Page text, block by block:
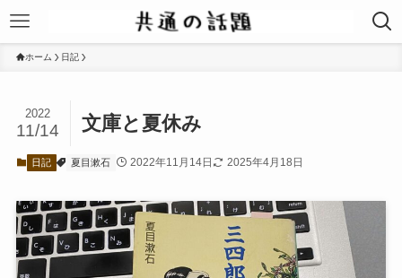
ホーム 日記
文庫と夏休み
2022
11/14
日記 夏目漱石 2022年11月14日 2025年4月18日